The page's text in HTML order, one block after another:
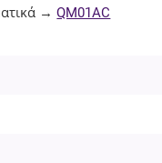
→QM01AC